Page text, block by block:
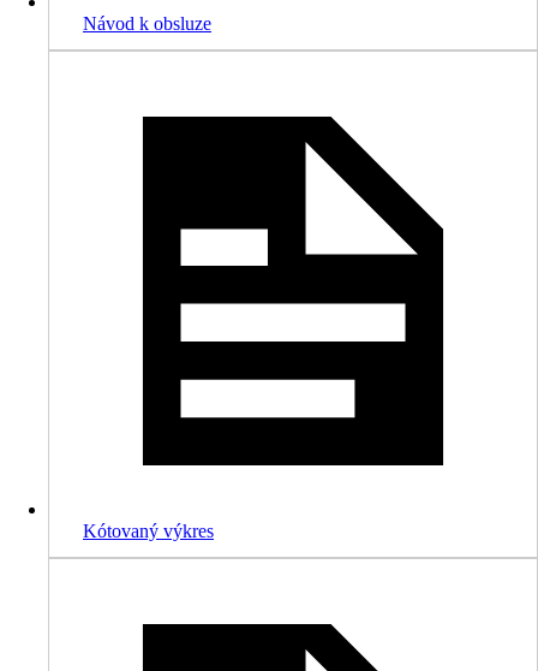
Návod k obsluze
Kótovaný výkres